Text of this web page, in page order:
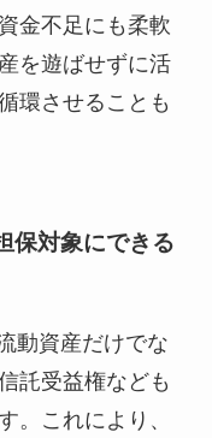
金不足にも柔軟
を遊ばせずに活
環させることも
保対象にできる
動資産だけでな
託受益権なども
。これにより、